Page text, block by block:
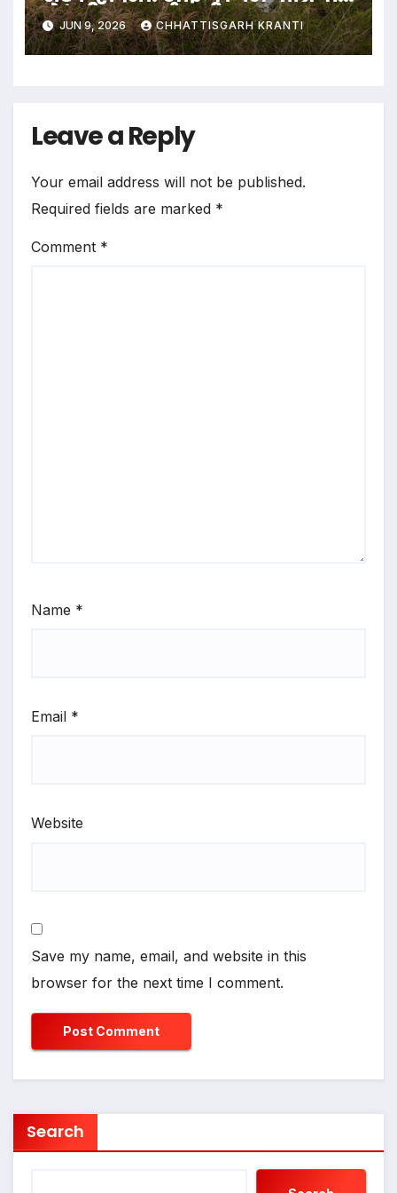
से भरी बस, कई यात्री हुए घायल…
JUN 9, 2026 CHHATTISGARH KRANTI
Leave a Reply
Your email address will not be published.
Required fields are marked *
Comment *
Name *
Email *
Website
Save my name, email, and website in this
browser for the next time I comment.
Search